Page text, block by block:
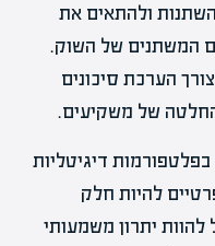
ולהתאים את
המשתנים של השוק.
הערכת סיכונים
של משקיעים.
דיגיטליות
להיות חלק
להוות יתרון משמעותי